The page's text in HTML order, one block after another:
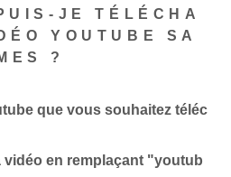
JE TÉLÉCHA
YOUTUBE SA
?
que vous souhaitez téléc
vidéo en remplaçant "youtub